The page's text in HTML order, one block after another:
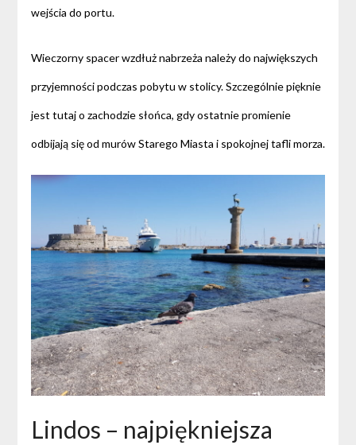
wejścia do portu.
Wieczorny spacer wzdłuż nabrzeża należy do największych
przyjemności podczas pobytu w stolicy. Szczególnie pięknie
jest tutaj o zachodzie słońca, gdy ostatnie promienie
odbijają się od murów Starego Miasta i spokojnej tafli morza.
Lindos – najpiękniejsza